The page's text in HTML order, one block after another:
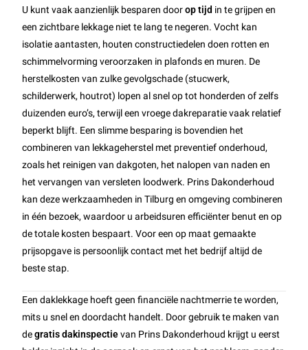
U kunt vaak aanzienlijk besparen doorop tijd in te grijpen en
een zichtbare lekkage niet te lang te negeren. Vocht kan
isolatie aantasten, houten constructiedelen doen rotten en
schimmelvorming veroorzaken in plafonds en muren. De
herstelkosten van zulke gevolgschade (stucwerk,
schilderwerk, houtrot) lopen al snel op tot honderden of zelfs
duizenden euro’s, terwijl een vroege dakreparatie vaak relatief
beperkt blijft. Een slimme besparing is bovendien het
combineren van lekkageherstel met preventief onderhoud,
zoals het reinigen van dakgoten, het nalopen van naden en
het vervangen van versleten loodwerk. Prins Dakonderhoud
kan deze werkzaamheden in Tilburg en omgeving combineren
in één bezoek, waardoor u arbeidsuren efficiënter benut en op
de totale kosten bespaart. Voor een op maat gemaakte
prijsopgave is persoonlijk contact met het bedrijf altijd de
beste stap.
Een daklekkage hoeft geen financiële nachtmerrie te worden,
mits u snel en doordacht handelt. Door gebruik te maken van
degratis dakinspectievan Prins Dakonderhoud krijgt u eerst